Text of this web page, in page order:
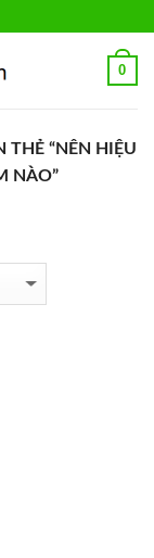
0
“NÊN HIỆU
NÀO”